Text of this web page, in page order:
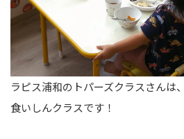
ラピス浦和のトパーズクラスさんは
食いしんクラスです！